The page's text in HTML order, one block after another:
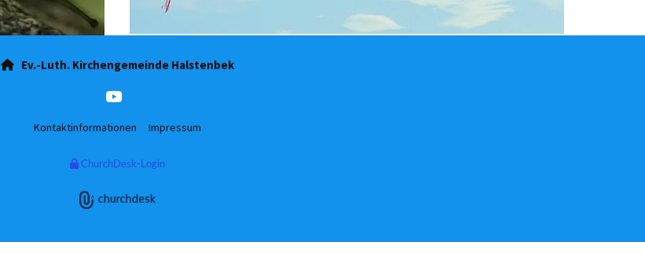
Ev.-Luth. Kirchengemeinde Halstenbek
Kontaktinformationen Impressum
ChurchDesk-Login